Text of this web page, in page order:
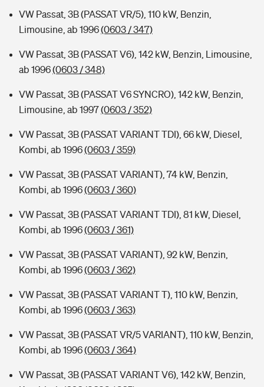
VW Passat, 3B (PASSAT VR/5), 110 kW, Benzin,
Limousine, ab 1996(0603 / 347)
VW Passat, 3B (PASSAT V6), 142 kW, Benzin, Limousine,
ab 1996(0603 / 348)
VW Passat, 3B (PASSAT V6 SYNCRO), 142 kW, Benzin,
Limousine, ab 1997(0603 / 352)
VW Passat, 3B (PASSAT VARIANT TDI), 66 kW, Diesel,
Kombi, ab 1996(0603 / 359)
VW Passat, 3B (PASSAT VARIANT), 74 kW, Benzin,
Kombi, ab 1996(0603 / 360)
VW Passat, 3B (PASSAT VARIANT TDI), 81 kW, Diesel,
Kombi, ab 1996(0603 / 361)
VW Passat, 3B (PASSAT VARIANT), 92 kW, Benzin,
Kombi, ab 1996(0603 / 362)
VW Passat, 3B (PASSAT VARIANT T), 110 kW, Benzin,
Kombi, ab 1996(0603 / 363)
VW Passat, 3B (PASSAT VR/5 VARIANT), 110 kW, Benzin,
Kombi, ab 1996(0603 / 364)
VW Passat, 3B (PASSAT VARIANT V6), 142 kW, Benzin,